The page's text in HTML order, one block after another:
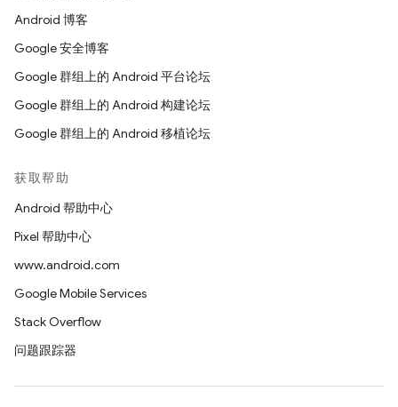
Android 博客
Google 安全博客
Google 群组上的 Android 平台论坛
Google 群组上的 Android 构建论坛
Google 群组上的 Android 移植论坛
获取帮助
Android 帮助中心
Pixel 帮助中心
www.android.com
Google Mobile Services
Stack Overflow
问题跟踪器